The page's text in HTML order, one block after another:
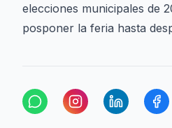
elecciones municipales de
posponer la feria hasta